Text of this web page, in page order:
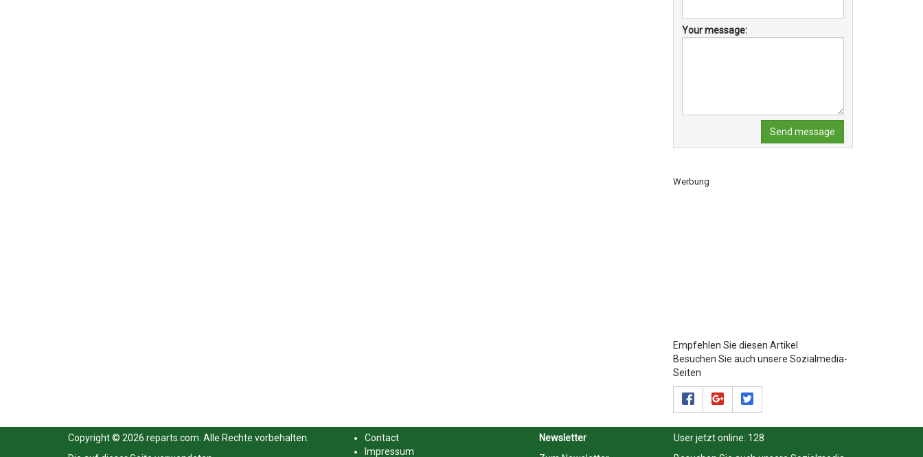
Your message:
Send message
Werbung
Empfehlen Sie diesen Artikel
Besuchen Sie auch unsere Sozialmedia-
Seiten
Copyright © 2026 reparts.com. Alle Rechte vorbehalten.
Contact
Impressum
Newsletter
User jetzt online: 128